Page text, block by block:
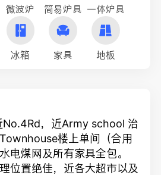
微波炉 简易炉具 一体炉具
冰箱 家具 地板
No.4Rd，近Army school 治
楼上单间（合用
电煤网及所有家具全包。
位置绝佳，近各大超市以及